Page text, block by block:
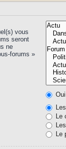
vous
seront
ne
forums »
Oui
Le
Le